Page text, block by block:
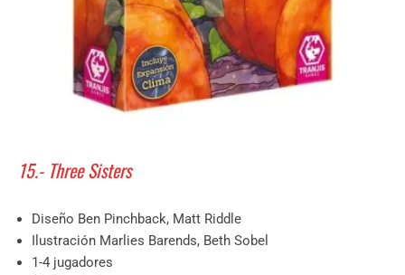
15.- Three Sisters
Diseño Ben Pinchback, Matt Riddle
Ilustración Marlies Barends, Beth Sobel
1-4 jugadores